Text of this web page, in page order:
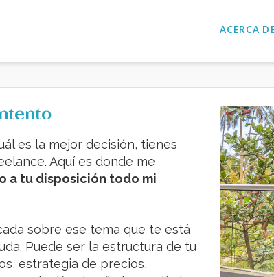
ACERCA
es la mejor decisión, tienes
Aquí es donde me
a tu disposición todo mi
sobre ese tema que te está
Puede ser la estructura de tu
estrategia de precios,